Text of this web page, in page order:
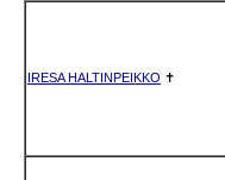
IRESA HALTINPEIKKO ✝